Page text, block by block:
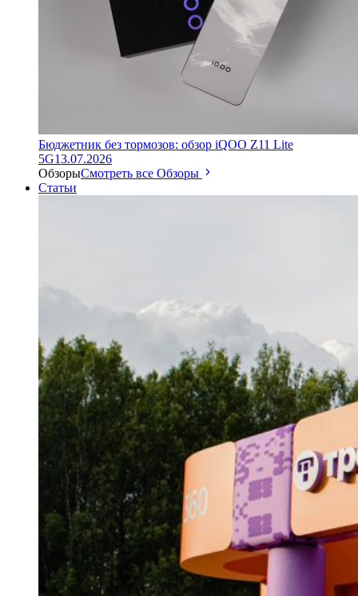
Бюджетник без тормозов: обзор iQOO Z11 Lite
5G13.07.2026
ОбзорыСмотреть все Обзоры
Статьи